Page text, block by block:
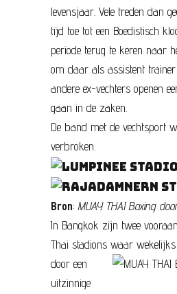
levensjaar. Vele treden dan
tijd toe tot een Boedistisch
periode terug te keren naar
om daar als assistent
andere ex-vechters openen
gaan in de zaken.
De band met de vechtsport
verbroken.
Bron: MUAY THAI Boxing
In Bangkok zijn twee
Thai stadions waar
door een
uitzinnige